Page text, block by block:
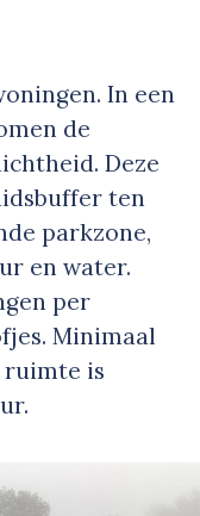
In een
de
Deze
ten
parkzone,
en water.
per
Minimaal
ruimte is